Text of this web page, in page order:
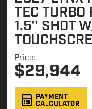
TEC TURBO
1.5'' SHOT
Price:
$29,944
PAYMENT
CALCULATOR